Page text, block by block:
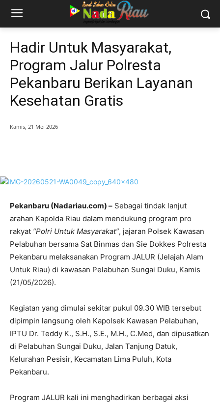
Hadir Untuk Masyarakat,
Program Jalur Polresta
Pekanbaru Berikan Layanan
Kesehatan Gratis
Kamis, 21 Mei 2026
Pekanbaru (Nadariau.com) – Sebagai tindak lanjut
arahan Kapolda Riau dalam mendukung program pro
rakyat “Polri Untuk Masyarakat”, jajaran Polsek Kawasan
Pelabuhan bersama Sat Binmas dan Sie Dokkes Polresta
Pekanbaru melaksanakan Program JALUR (Jelajah Alam
Untuk Riau) di kawasan Pelabuhan Sungai Duku, Kamis
(21/05/2026).
Kegiatan yang dimulai sekitar pukul 09.30 WIB tersebut
dipimpin langsung oleh Kapolsek Kawasan Pelabuhan,
IPTU Dr. Teddy K., S.H., S.E., M.H., C.Med, dan dipusatkan
di Pelabuhan Sungai Duku, Jalan Tanjung Datuk,
Kelurahan Pesisir, Kecamatan Lima Puluh, Kota
Pekanbaru.
Program JALUR kali ini menghadirkan berbagai aksi